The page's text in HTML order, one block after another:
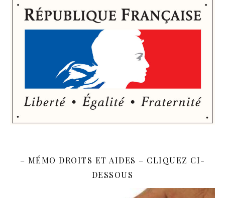
– MÉMO DROITS ET AIDES – CLIQUEZ CI-
DESSOUS